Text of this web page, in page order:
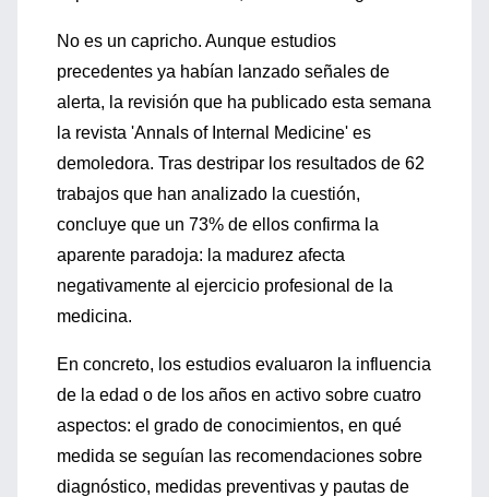
No es un capricho. Aunque estudios
precedentes ya habían lanzado señales de
alerta, la revisión que ha publicado esta semana
la revista 'Annals of Internal Medicine' es
demoledora. Tras destripar los resultados de 62
trabajos que han analizado la cuestión,
concluye que un 73% de ellos confirma la
aparente paradoja: la madurez afecta
negativamente al ejercicio profesional de la
medicina.
En concreto, los estudios evaluaron la influencia
de la edad o de los años en activo sobre cuatro
aspectos: el grado de conocimientos, en qué
medida se seguían las recomendaciones sobre
diagnóstico, medidas preventivas y pautas de